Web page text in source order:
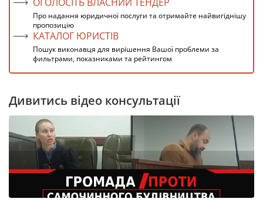
Про надання юридичної послуги та отримайте найвигіднішу
пропозицію
КАТАЛОГ ЮРИСТІВ
Пошук виконавця для вирішення Вашої проблеми за
фильтрами, показниками та рейтингом
Дивитись відео консультації